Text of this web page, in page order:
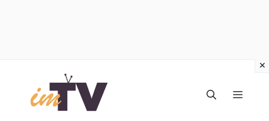
contenuto